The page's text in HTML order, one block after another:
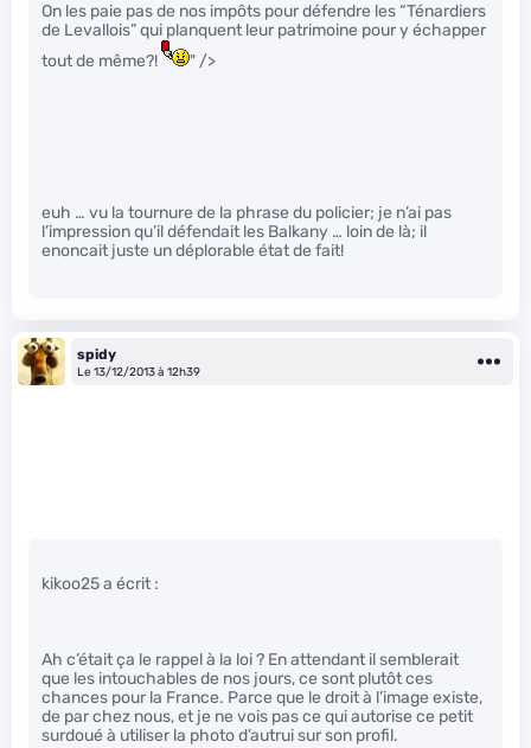
On les paie pas de nos impôts pour défendre les “Ténardiers
de Levallois” qui planquent leur patrimoine pour y échapper
tout de même?!
" />
euh … vu la tournure de la phrase du policier; je n’ai pas
l’impression qu’il défendait les Balkany … loin de là; il
enoncait juste un déplorable état de fait!
spidy
Le 13/12/2013 à 12h39
kikoo25 a écrit :
Ah c’était ça le rappel à la loi ? En attendant il semblerait
que les intouchables de nos jours, ce sont plutôt ces
chances pour la France. Parce que le droit à l’image existe,
de par chez nous, et je ne vois pas ce qui autorise ce petit
surdoué à utiliser la photo d’autrui sur son profil.